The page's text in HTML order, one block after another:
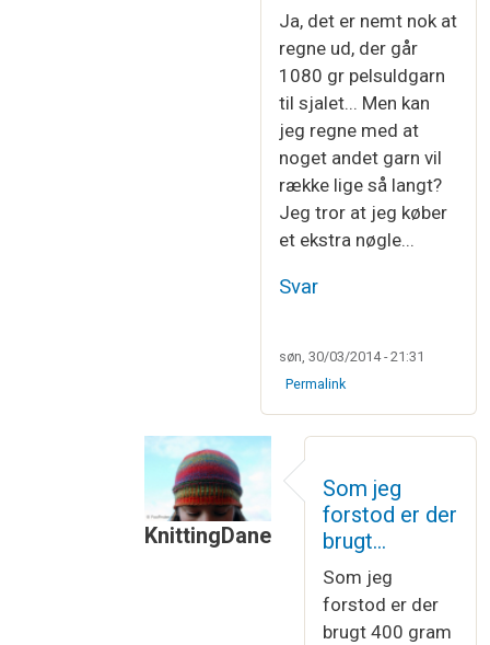
Ja, det er nemt nok at
regne ud, der går
1080 gr pelsuldgarn
til sjalet... Men kan
jeg regne med at
noget andet garn vil
række lige så langt?
Jeg tror at jeg køber
et ekstra nøgle...
Svar
søn, 30/03/2014 - 21:31
Permalink
KnittingDane
Som jeg
forstod er der
brugt…
Som jeg
forstod er der
brugt 400 gram